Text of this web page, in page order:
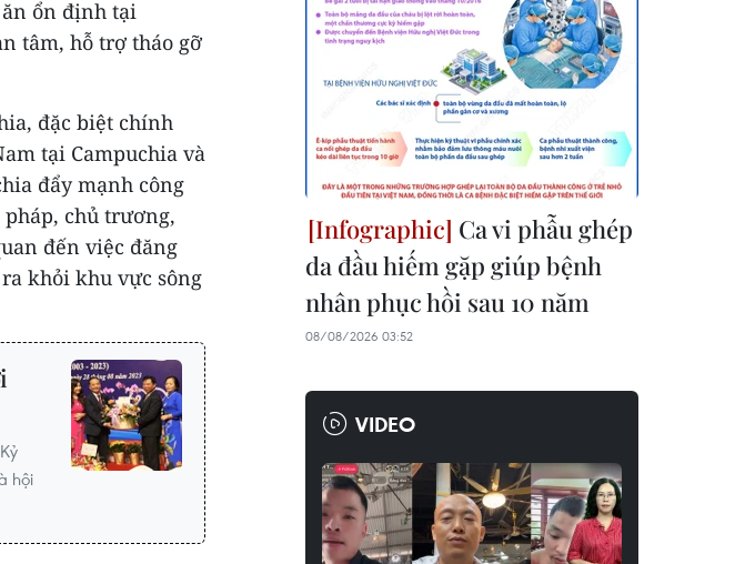
ổn định tại
tâm, hỗ trợ tháo gỡ
đặc biệt chính
tại Campuchia và
đẩy mạnh công
chủ trương,
đến việc đăng
khỏi khu vực sông
hội
Ca vi phẫu ghép
da đầu hiếm gặp giúp bệnh
nhân phục hồi sau 10 năm
08/08/2026 03:52
VIDEO